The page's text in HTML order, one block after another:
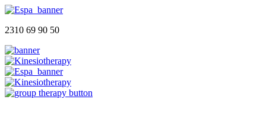
2310 69 90 50